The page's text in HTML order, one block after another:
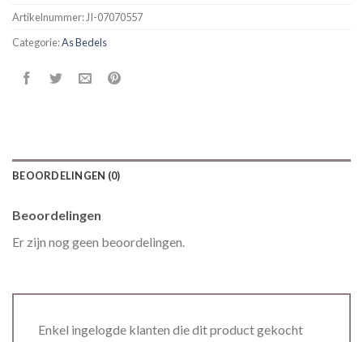
Artikelnummer: JI-07070557
Categorie:As Bedels
BEOORDELINGEN (0)
Beoordelingen
Er zijn nog geen beoordelingen.
Enkel ingelogde klanten die dit product gekocht